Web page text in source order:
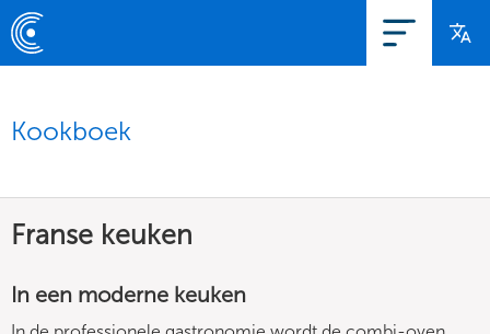
Kookboek
Franse keuken
In een moderne keuken